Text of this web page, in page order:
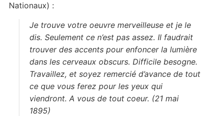
Nationaux) :
Je trouve votre oeuvre merveilleuse et je le
dis. Seulement ce n’est pas assez. Il faudrait
trouver des accents pour enfoncer la lumière
dans les cerveaux obscurs. Difficile besogne.
Travaillez, et soyez remercié d’avance de tout
ce que vous ferez pour les yeux qui
viendront. A vous de tout coeur. (21 mai
1895)